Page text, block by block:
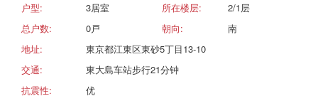
户型:
3居室 所在楼层:
2/1层
总户数:
0戸 朝向:
南
地址:
東京都江東区東砂5丁目13-10
交通:
東大島车站步行21分钟
抗震性:
优